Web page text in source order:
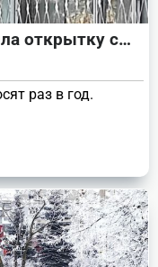
открытку с…
раз в год.